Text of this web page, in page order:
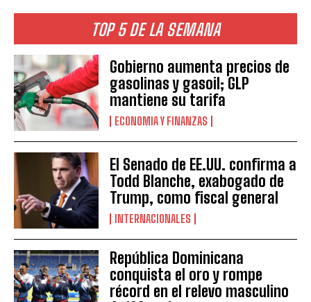
TOP 5 DE LA SEMANA
Gobierno aumenta precios de
gasolinas y gasoil; GLP
mantiene su tarifa
ECONOMIA Y FINANZAS
El Senado de EE.UU. confirma a
Todd Blanche, exabogado de
Trump, como fiscal general
INTERNACIONALES
República Dominicana
conquista el oro y rompe
récord en el relevo masculino